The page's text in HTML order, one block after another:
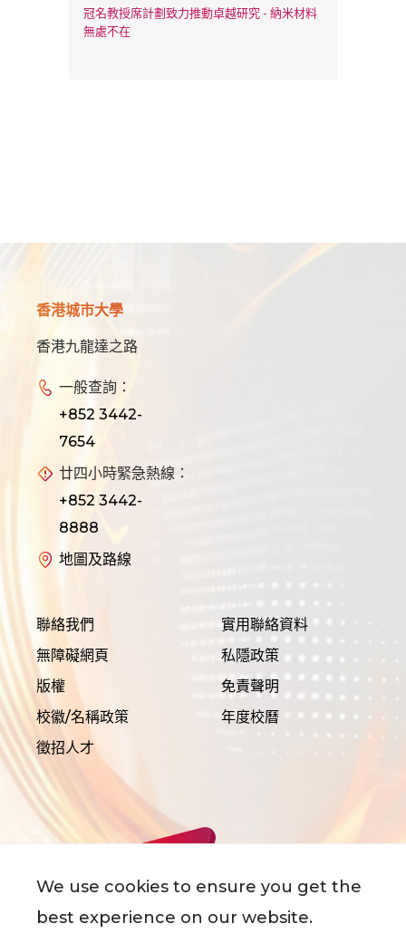
冠名教授席計劃致力推動卓越研究 - 納米材料
無處不在
香港城市大學
香港九龍達之路
一般查詢：
+852 3442-
7654
廿四小時緊急熱線：
+852 3442-
8888
地圖及路線
聯絡我們
無障礙網頁
版權
校徽/名稱政策
徵招人才
實用聯絡資料
私隱政策
免責聲明
年度校曆
We use cookies to ensure you get the
best experience on our website.